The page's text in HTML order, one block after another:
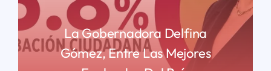
La Gobernadora Delfina
Gómez, Entre Las Mejores